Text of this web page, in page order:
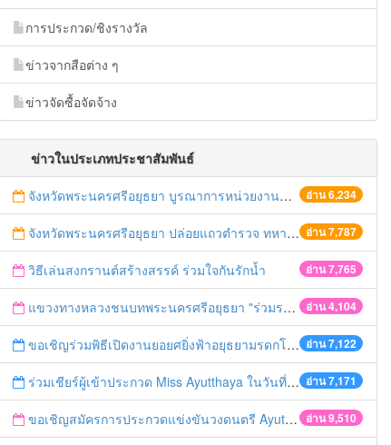
การประกวด/ชิงรางวัล
ข่าวจากสือต่าง ๆ
ข่าวจัดซื้อจัดจ้าง
ข่าวในประเภทประชาสัมพันธ์
อ่าน 6,234
จังหวัดพระนครศรีอยุธยา บูรณาการหน่วยงานที่เกี่ยวข้อง ลงพื้นที่จัดระเบียบและดำเนินมาตรการตามบทลงโทษสูงสุดกับผู้ประกอบการร้านค้าที่ยังฝ่าฝืนตั้งร้านค้ารุกล้ำเขตพื้นที่ทางหลวง เตรียมความปลอดภัยก่อนเทศกาลสงกรานต์
อ่าน 7,787
จังหวัดพระนครศรีอยุธยา ปล่อยแถวตำรวจ ทหาร ฝ่ายปกครอง กว่า 100 นาย ตรวจเข้มท่ารถสาธารณะ สถานีขนส่งรถโดยสาร วินรถตู้ และสถานีรถไฟ เตรียมรับมือเทศกาลสงกรานต์
อ่าน 7,765
วิธีเล่นสงกรานต์สร้างสรรค์ ร่วมใจกันรักน้ำ
อ่าน 4,104
แขวงทางหลวงชนบทพระนครศรีอยุธยา "ร่วมรณรงค์ ขับช้า เปิดไฟหน้า คาดเข็มขัด" เทศกาลสงกรานต์ ปี 2561
อ่าน 7,122
ขอเชิญร่วมพิธีเปิดงานยอยศยิ่งฟ้าอยุธยามรดกโลก
อ่าน 7,171
ร่วมเชียร์ผู้เข้าประกวด Miss Ayutthaya ในวันที่ 15 ธันวาคม 2560
อ่าน 9,510
ขอเชิญสมัครการประกวดแข่งขันวงดนตรี Ayutthaya battle of the bands